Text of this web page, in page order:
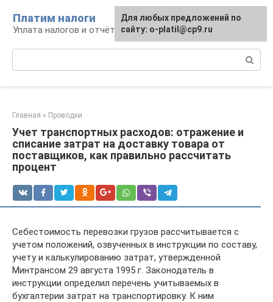
контенту
Платим налоги
Уплата налогов и отчётность
Главная » Проводки
Учет транспортных расходов: отражение и
списание затрат на доставку товара от
поставщиков, как правильно рассчитать
процент
Себестоимость перевозки грузов рассчитывается с
учетом положений, озвученных в инструкции по составу,
учету и калькулированию затрат, утвержденной
Минтрансом 29 августа 1995 г. Законодатель в
инструкции определил перечень учитываемых в
бухгалтерии затрат на транспортировку. К ним
Для любых предложений по
сайту: o-platil@cp9.ru